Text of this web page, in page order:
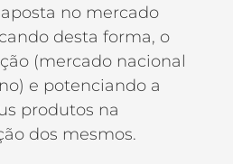
no mercado
desta forma, o
(mercado nacional
e potenciando a
produtos na
dos mesmos.